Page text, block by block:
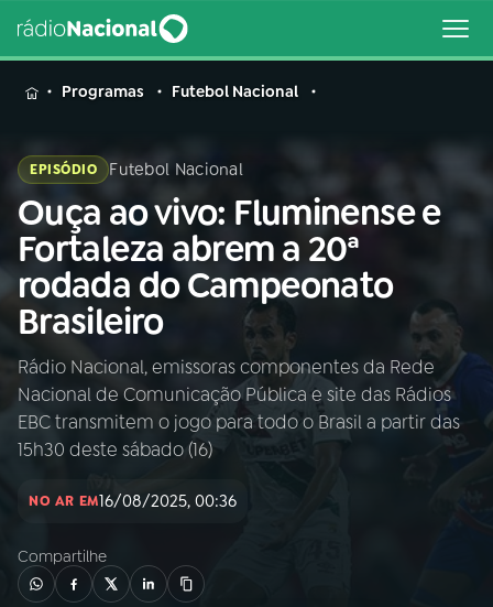
MENU
Buscar
na
Rádio
Nacional
Buscar
AO VIVO
01INÍCIO
PROGRAMAÇÃO
Programas Futebol Nacional
EPISÓDIO Futebol Nacional
Ouça ao vivo: Fluminense e
Fortaleza abrem a 20ª
rodada do Campeonato
Brasileiro
Rádio Nacional, emissoras componentes da Rede
Nacional de Comunicação Pública e site das Rádios
EBC transmitem o jogo para todo o Brasil a partir das
15h30 deste sábado (16)
NO AR EM16/08/2025, 00:36
Compartilhe